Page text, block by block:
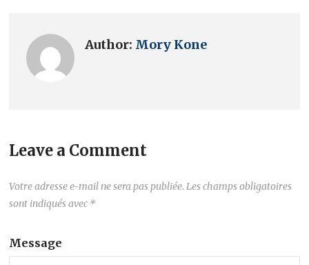
Author: Mory Kone
Leave a Comment
Votre adresse e-mail ne sera pas publiée. Les champs obligatoires
sont indiqués avec *
Message